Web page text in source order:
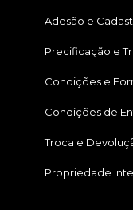
Adesão e
Precificação e
Condições e
Condições de
Troca e
Propriedade